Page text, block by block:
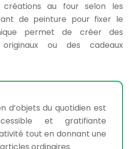
créations au four selon les
de peinture pour fixer le
permet de créer des
ou des cadeaux
d’objets du quotidien est
et gratifiante
tout en donnant une